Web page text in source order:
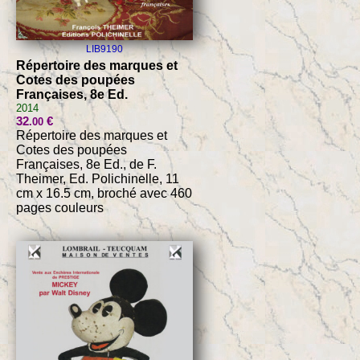
LIB9190
Répertoire des marques et
Cotes des poupées
Françaises, 8e Ed.
2014
32.00€
Répertoire des marques et
Cotes des poupées
Françaises, 8e Ed., de F.
Theimer, Ed. Polichinelle, 11
cm x 16.5 cm, broché avec 460
pages couleurs